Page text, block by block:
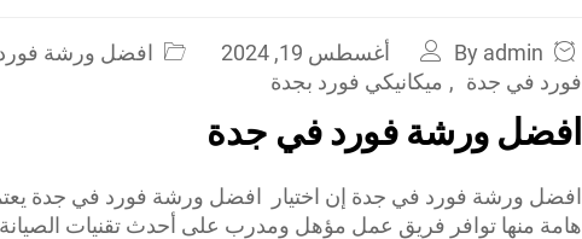
By admin أغسطس 19, 2024 افضل ورشة
فورد في جدة , ميكانيكي فورد بجدة
افضل ورشة فورد في جدة
افضل ورشة فورد في جدة إن اختيار افضل ورشة فورد في جدة
هامة منها توافر فريق عمل مؤهل ومدرب على أحدث تقنيات